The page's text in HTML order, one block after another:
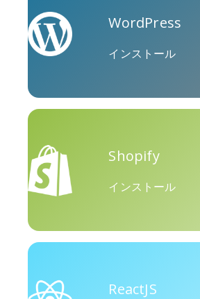
WordPress
インストール
Shopify
インストール
ReactJS